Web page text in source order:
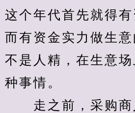
这个年代首先就得有
而有资金实力做生
不是人精，在生意
种事情。
走之前，采购商